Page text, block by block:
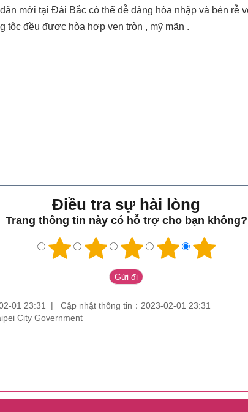
mới tại Đài Bắc có thể dễ dàng hòa nhập và bén rễ
tộc đều được hòa hợp vẹn tròn , mỹ mãn .
Điều tra sự hài lòng
Trang thông tin này có hỗ trợ cho bạn không?
01 23:31
Cập nhật thông tin：2023-02-01 23:31
City Government